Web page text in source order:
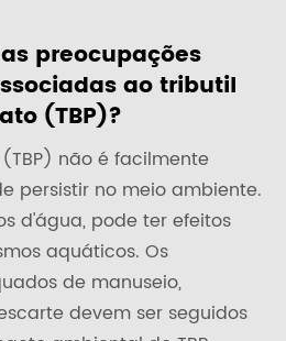
preocupações
ao tributil
(TBP)?
não é facilmente
persistir no meio ambiente.
d'água, pode ter efeitos
aquáticos. Os
de manuseio,
devem ser seguidos